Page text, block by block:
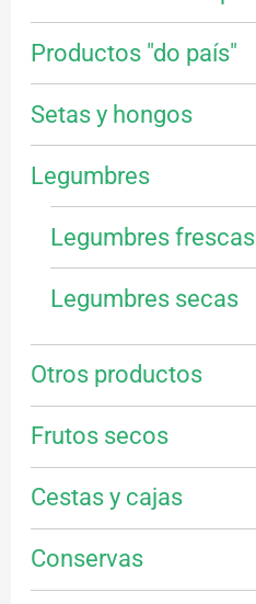
Productos "do país"
Setas y hongos
Legumbres
Legumbres frescas
Legumbres secas
Otros productos
Frutos secos
Cestas y cajas
Conservas